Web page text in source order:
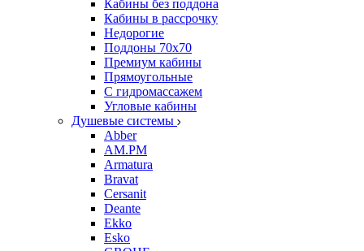
Кабины без поддона
Кабины в рассрочку
Недорогие
Поддоны 70x70
Премиум кабины
Прямоугольные
С гидромассажем
Угловые кабины
Душевые системы
Abber
AM.PM
Armatura
Bravat
Cersanit
Deante
Ekko
Esko